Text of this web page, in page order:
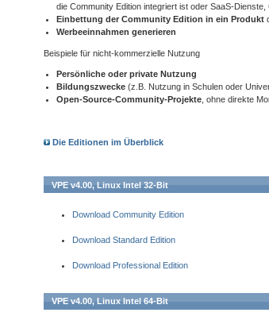
die Community Edition integriert ist oder SaaS-Dienste,
Einbettung der Community Edition in ein Produkt
Werbeeinnahmen generieren
Beispiele für nicht-kommerzielle Nutzung
Persönliche oder private Nutzung
Bildungszwecke (z.B. Nutzung in Schulen oder
Open-Source-Community-Projekte , ohne direkte
Die Editionen im Überblick
VPE v4.00, Linux Intel 32-Bit
Download Community Edition
Download Standard Edition
Download Professional Edition
VPE v4.00, Linux Intel 64-Bit